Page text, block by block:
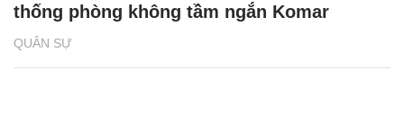
QUÂN SỰ
thống phòng không tầm ngắn Komar